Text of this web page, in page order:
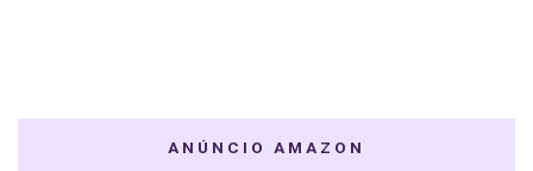
ANÚNCIO AMAZON